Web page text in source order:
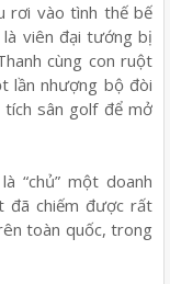
rơi vào tình thế bế
viên đại tướng bị
cùng con ruột
lần nhượng bộ đòi
sân golf để mở
“chủ” một doanh
đã chiếm được rất
toàn quốc, trong